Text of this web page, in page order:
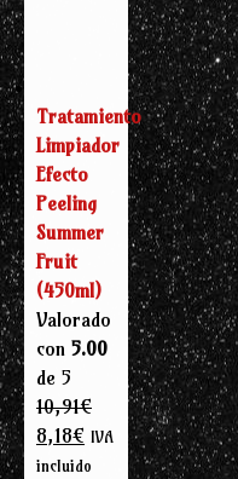
Tratamiento
Limpiador
Efecto
Peeling
Summer
Fruit
(450ml)
Valorado
con 5.00
de 5
10,91€
El
precio
8,18€ El
precio
IVA
incluido